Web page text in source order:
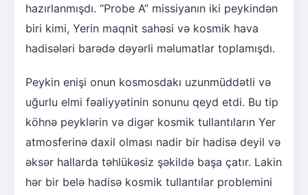
hazırlanmışdı. “Probe A” missiyanın iki peykindən
biri kimi, Yerin maqnit sahəsi və kosmik hava
hadisələri barədə dəyərli məlumatlar toplamışdı.
Peykin enişi onun kosmosdakı uzunmüddətli və
uğurlu elmi fəaliyyətinin sonunu qeyd etdi. Bu tip
köhnə peyklərin və digər kosmik tullantıların Yer
atmosferinə daxil olması nadir bir hadisə deyil və
əksər hallarda təhlükəsiz şəkildə başa çatır. Lakin
hər bir belə hadisə kosmik tullantılar problemini